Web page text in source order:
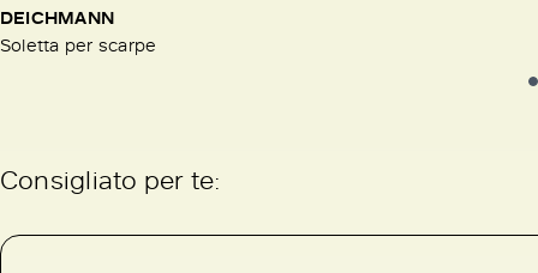
DEICHMANN
Soletta per scarpe
Consigliato per te: